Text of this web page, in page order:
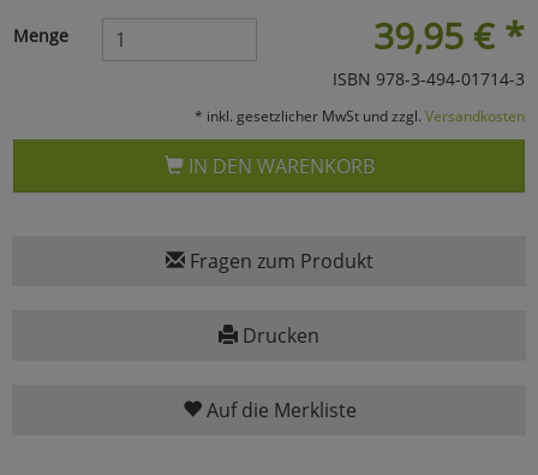
39,95 € *
Menge
ISBN 978-3-494-01714-3
* inkl. gesetzlicher MwSt und zzgl. Versandkosten
IN DEN WARENKORB
Fragen zum Produkt
Drucken
Auf die Merkliste
Einstellungen speichern
zu Haupptseite